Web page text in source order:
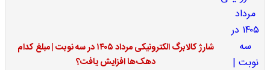
شارژ کالابرگ الکترونیکی مرداد ۱۴۰۵ در سه نوبت | مبلغ کدام
دهک‌ها افزایش یافت؟